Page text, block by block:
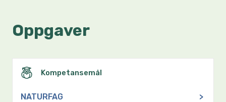
Oppgaver
Kompetansemål
NATURFAG >